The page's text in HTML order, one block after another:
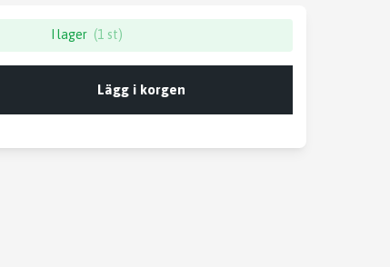
I lager (1 st)
Lägg i korgen